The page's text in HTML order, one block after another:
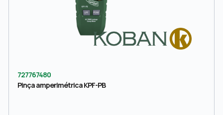
727767480
Pinça amperimétrica KPF-PB